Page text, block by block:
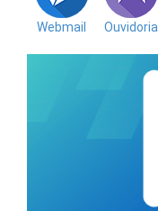
Webmail Ouvidoria